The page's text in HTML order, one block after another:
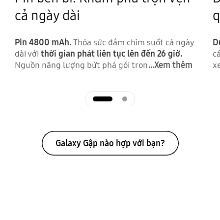
Pin 4800 mAh.Thỏa sức đắm chìm suốt cả ngày
dài với thời gian phát liên tục lên đến 26 giờ.
Nguồn năng lượng bứt phá gói tron...Xem thêm
cả ngày dài
Galaxy Gập nào hợp với bạn?